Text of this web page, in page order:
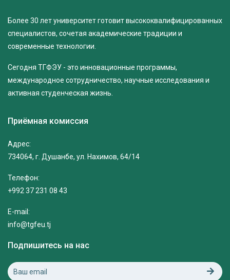
Более 30 лет университет готовит высококвалифицированных
специалистов, сочетая академические традиции и
современные технологии.
Сегодня ТГФЭУ - это инновационные программы,
международное сотрудничество, научные исследования и
активная студенческая жизнь.
Приёмная комиссия
Адрес:
734064, г. Душанбе, ул. Нахимов, 64/14
Телефон:
+992 37 231 08 43
E-mail:
info@tgfeu.tj
Подпишитесь на нас